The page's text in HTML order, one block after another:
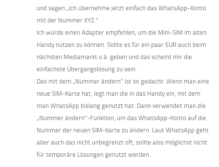
und sagen „Ich übernehme jetzt einfach das WhatsApp-Konto
mit der Nummer XYZ.“
Ich würde einen Adapter empfehlen, um die Mini-SIM im alten
Handy nutzen zu können. Sollte es für ein paar EUR auch beim
nächsten Mediamarkt o.ä. geben und das scheint mir die
einfachste Übergangslösung zu sein.
Das mit dem „Nummer ändern“ ist so gedacht: Wenn man eine
neue SIM-Karte hat, legt man die in das Handy ein, mit dem
man WhatsApp bislang genutzt hat. Dann verwendet man die
„Nummer ändern“-Funktion, um das WhatsApp-Konto auf die
Nummer der neuen SIM-Karte zu ändern. Laut WhatsApp geht
aber auch das nicht unbegrenzt oft, sollte also möglichst nicht
für temporäre Lösungen genutzt werden.